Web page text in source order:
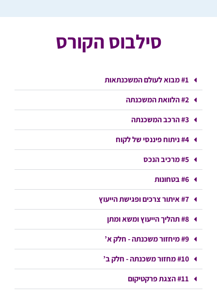
סילבוס הקורס
#1 מבוא לעולם המשכנתאות
#2 הלוואת המשכנתה
#3 הרכב המשכנתה
#4 ניתוח פיננסי של לקוח
#5 מרכיב הנכס
#6 בטחונות
#7 איתור צרכים ופגישת הייעוץ
#8 תהליך הייעוץ ומשא ומתן
#9 מיחזור משכנתה - חלק א’
#10 מחזור משכנתה - חלק ב’
#11 הצגת פרקטיקום